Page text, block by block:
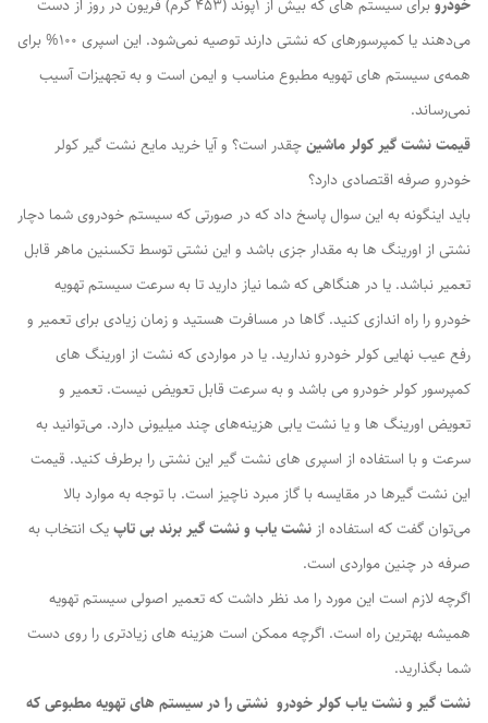
خودرو
برای سیستم های که بیش از 1پوند (453 گرم) فریون در روز از دست
می‌دهند یا کمپرسورهای که نشتی دارند توصیه نمی‌شود. این اسپری 100% برای
همه‌ی سیستم های تهویه مطبوع مناسب و ایمن است و به تجهیزات آسیب
نمی‌رساند.
قیمت نشت گیر کولر ماشینچقدر است؟ و آیا خرید مایع نشت گیر کولر
خودرو صرفه اقتصادی دارد؟
باید اینگونه به این سوال پاسخ داد که در صورتی که سیستم خودروی شما دچار
نشتی از اورینگ ها به مقدار جزی باشد و این نشتی توسط تکسنین ماهر قابل
تعمیر نباشد. یا در هنگاهی که شما نیاز دارید تا به سرعت سیستم تهویه
خودرو را راه اندازی کنید. گاها در مسافرت هستید و زمان زیادی برای تعمیر و
رفع عیب نهایی کولر خودرو ندارید. یا در مواردی که نشت از اورینگ های
کمپرسور کولر خودرو می باشد و به سرعت قابل تعویض نیست. تعمیر و
تعویض اورینگ ها و یا نشت یابی هزینه‌های چند میلیونی دارد. می‌توانید به
سرعت و با استفاده از اسپری های نشت گیر این نشتی را برطرف کنید. قیمت
این نشت گیرها در مقایسه با گاز مبرد ناچیز است. با توجه به موارد بالا
می‌توان گفت که استفاده ازنشت یاب و نشت گیر برند بی تاپیک انتخاب به
صرفه در چنین مواردی است.
اگرچه لازم است این مورد را مد نظر داشت که تعمیر اصولی سیستم تهویه
همیشه بهترین راه است. اگرچه ممکن است هزینه های زیادتری را روی دست
شما بگذارید.
نشت گیر و نشت یاب کولر خودرو نشتی را در سیستم های تهویه مطبوعی که